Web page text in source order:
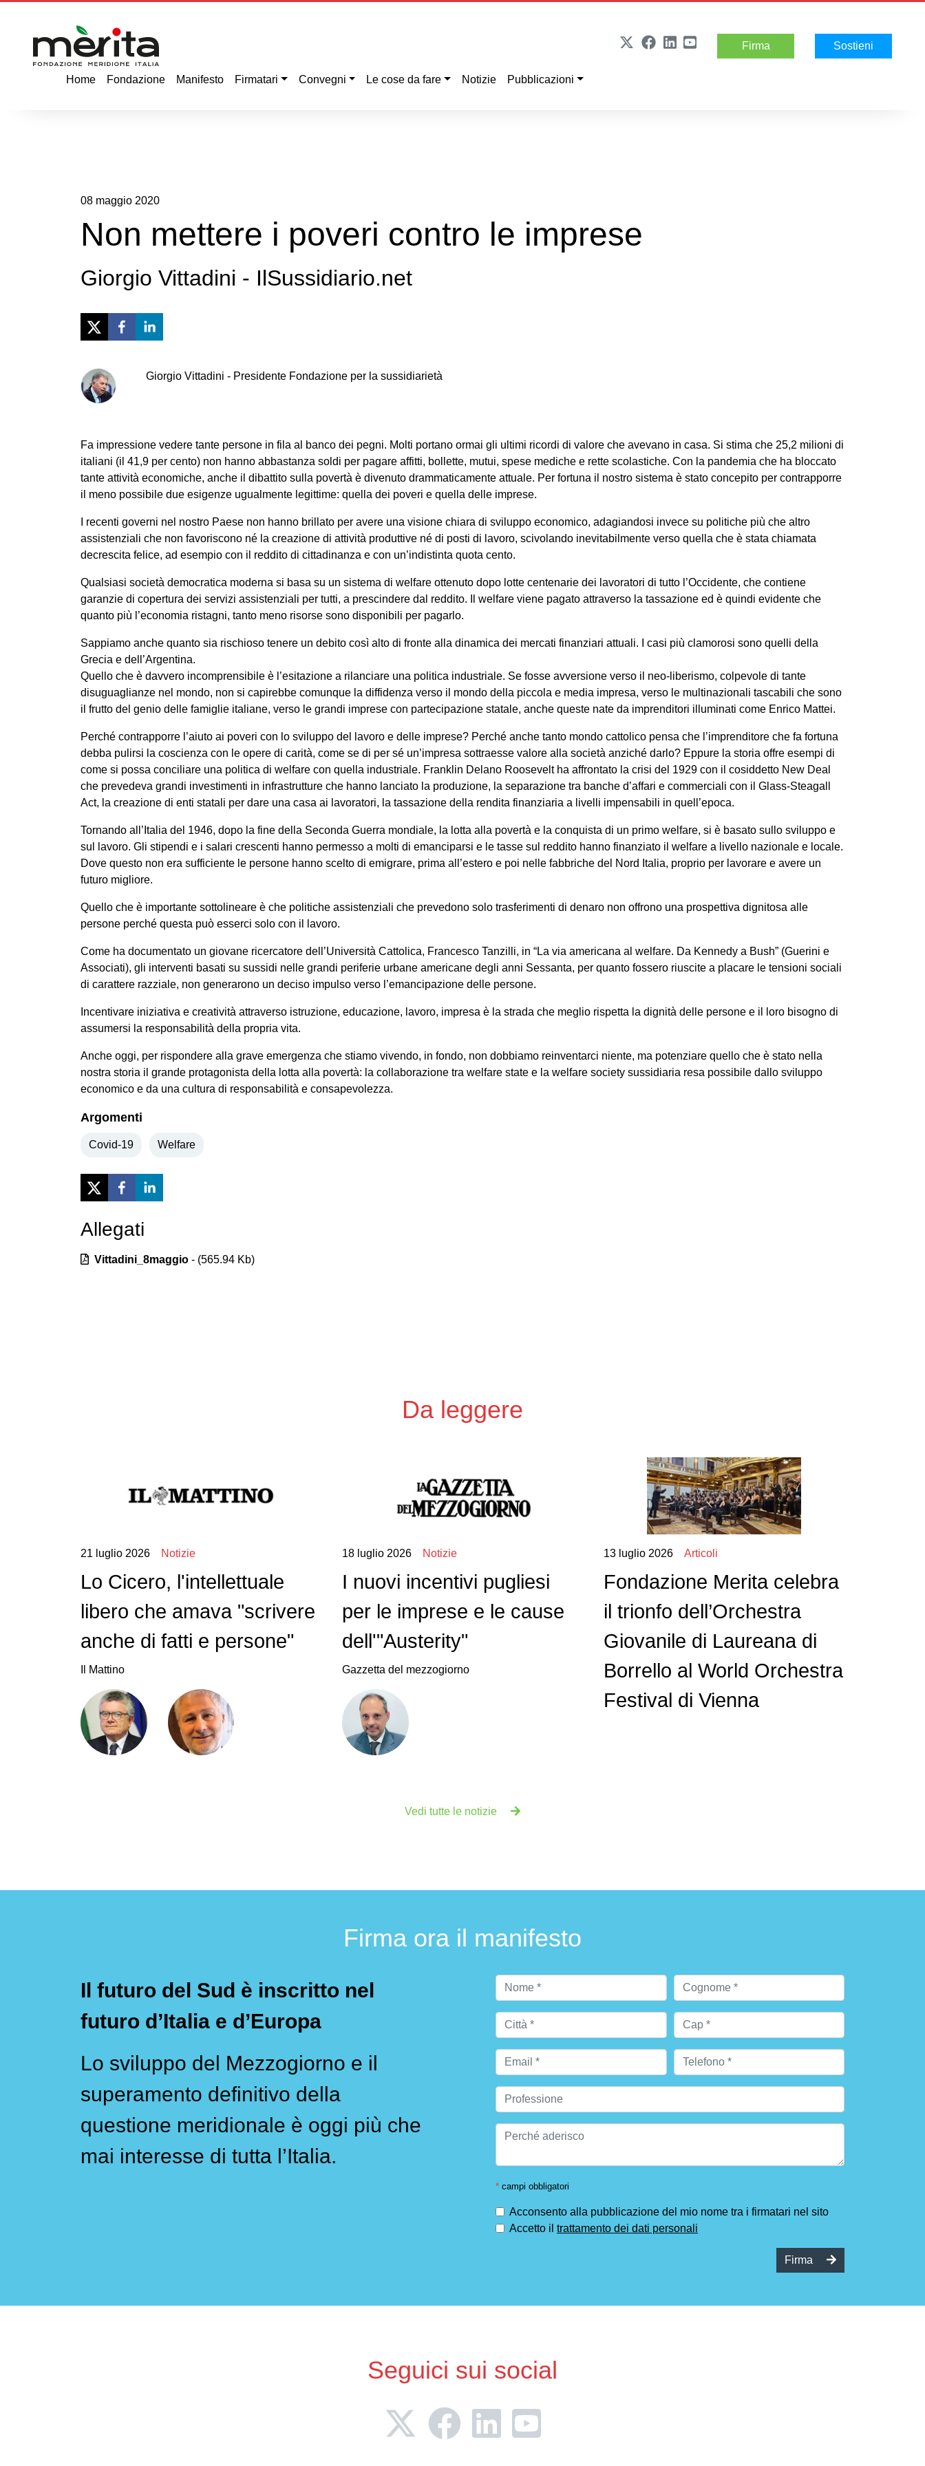
Firma Sostieni
Home Fondazione Manifesto Firmatari Convegni Le cose da fare Notizie Pubblicazioni
08 maggio 2020
Non mettere i poveri contro le imprese
Giorgio Vittadini - IlSussidiario.net
Giorgio Vittadini - Presidente Fondazione per la sussidiarietà
Fa impressione vedere tante persone in fila al banco dei pegni. Molti portano ormai gli ultimi ricordi di valore che avevano in casa. Si stima che 25,2 milioni di
italiani (il 41,9 per cento) non hanno abbastanza soldi per pagare affitti, bollette, mutui, spese mediche e rette scolastiche. Con la pandemia che ha bloccato
tante attività economiche, anche il dibattito sulla povertà è divenuto drammaticamente attuale. Per fortuna il nostro sistema è stato concepito per contrapporre
il meno possibile due esigenze ugualmente legittime: quella dei poveri e quella delle imprese.
I recenti governi nel nostro Paese non hanno brillato per avere una visione chiara di sviluppo economico, adagiandosi invece su politiche più che altro
assistenziali che non favoriscono né la creazione di attività produttive né di posti di lavoro, scivolando inevitabilmente verso quella che è stata chiamata
decrescita felice, ad esempio con il reddito di cittadinanza e con un’indistinta quota cento.
Qualsiasi società democratica moderna si basa su un sistema di welfare ottenuto dopo lotte centenarie dei lavoratori di tutto l’Occidente, che contiene
garanzie di copertura dei servizi assistenziali per tutti, a prescindere dal reddito. Il welfare viene pagato attraverso la tassazione ed è quindi evidente che
quanto più l’economia ristagni, tanto meno risorse sono disponibili per pagarlo.
Sappiamo anche quanto sia rischioso tenere un debito così alto di fronte alla dinamica dei mercati finanziari attuali. I casi più clamorosi sono quelli della
Grecia e dell’Argentina.
Quello che è davvero incomprensibile è l’esitazione a rilanciare una politica industriale. Se fosse avversione verso il neo-liberismo, colpevole di tante
disuguaglianze nel mondo, non si capirebbe comunque la diffidenza verso il mondo della piccola e media impresa, verso le multinazionali tascabili che sono
il frutto del genio delle famiglie italiane, verso le grandi imprese con partecipazione statale, anche queste nate da imprenditori illuminati come Enrico Mattei.
Perché contrapporre l’aiuto ai poveri con lo sviluppo del lavoro e delle imprese? Perché anche tanto mondo cattolico pensa che l’imprenditore che fa fortuna
debba pulirsi la coscienza con le opere di carità, come se di per sé un’impresa sottraesse valore alla società anziché darlo? Eppure la storia offre esempi di
come si possa conciliare una politica di welfare con quella industriale. Franklin Delano Roosevelt ha affrontato la crisi del 1929 con il cosiddetto New Deal
che prevedeva grandi investimenti in infrastrutture che hanno lanciato la produzione, la separazione tra banche d’affari e commerciali con il Glass-Steagall
Act, la creazione di enti statali per dare una casa ai lavoratori, la tassazione della rendita finanziaria a livelli impensabili in quell’epoca.
Tornando all’Italia del 1946, dopo la fine della Seconda Guerra mondiale, la lotta alla povertà e la conquista di un primo welfare, si è basato sullo sviluppo e
sul lavoro. Gli stipendi e i salari crescenti hanno permesso a molti di emanciparsi e le tasse sul reddito hanno finanziato il welfare a livello nazionale e locale.
Dove questo non era sufficiente le persone hanno scelto di emigrare, prima all’estero e poi nelle fabbriche del Nord Italia, proprio per lavorare e avere un
futuro migliore.
Quello che è importante sottolineare è che politiche assistenziali che prevedono solo trasferimenti di denaro non offrono una prospettiva dignitosa alle
persone perché questa può esserci solo con il lavoro.
Come ha documentato un giovane ricercatore dell’Università Cattolica, Francesco Tanzilli, in “La via americana al welfare. Da Kennedy a Bush” (Guerini e
Associati), gli interventi basati su sussidi nelle grandi periferie urbane americane degli anni Sessanta, per quanto fossero riuscite a placare le tensioni sociali
di carattere razziale, non generarono un deciso impulso verso l’emancipazione delle persone.
Incentivare iniziativa e creatività attraverso istruzione, educazione, lavoro, impresa è la strada che meglio rispetta la dignità delle persone e il loro bisogno di
assumersi la responsabilità della propria vita.
Anche oggi, per rispondere alla grave emergenza che stiamo vivendo, in fondo, non dobbiamo reinventarci niente, ma potenziare quello che è stato nella
nostra storia il grande protagonista della lotta alla povertà: la collaborazione tra welfare state e la welfare society sussidiaria resa possibile dallo sviluppo
economico e da una cultura di responsabilità e consapevolezza.
Argomenti
Covid-19 Welfare
Previous
Allegati
Vittadini_8maggio - (565.94 Kb)
Da leggere
21 luglio 2026 Notizie
Lo Cicero, l'intellettuale
libero che amava "scrivere
anche di fatti e persone"
Il Mattino
18 luglio 2026 Notizie
I nuovi incentivi pugliesi
per le imprese e le cause
dell'"Austerity"
Gazzetta del mezzogiorno
13 luglio 2026 Articoli
Fondazione Merita celebra
il trionfo dell’Orchestra
Giovanile di Laureana di
Borrello al World Orchestra
Festival di Vienna
Vedi tutte le notizie
Firma ora il manifesto
Il futuro del Sud è inscritto nel
futuro d’Italia e d’Europa
Lo sviluppo del Mezzogiorno e il
superamento definitivo della
questione meridionale è oggi più che
mai interesse di tutta l’Italia.
* campi obbligatori
Acconsento alla pubblicazione del mio nome tra i firmatari nel sito
Accetto il trattamento dei dati personali
Firma
Seguici sui social